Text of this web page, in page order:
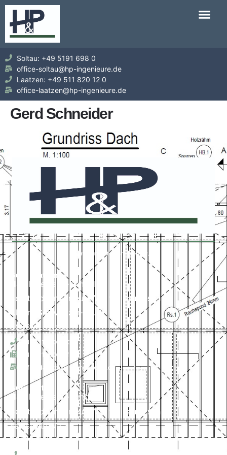
Soltau: +49 5191 698 0
office-soltau@hp-ingenieure.de
Laatzen: +49 511 820 12 0
office-laatzen@hp-ingenieure.de
Gerd Schneider
Impressum Datenschutzerklärung
+49 511 820 12 0
+49 511 820 12 15
office-laatzen@hp-ingeneure.de
H&P Ingenieure GmbH
Beratende Ingenieure VBI für Bauwesen
Albert-Schweitzer-Str. 1
30880 Laatzen
Büro Laatzen
H&P Ingenieure GmbH
Beratende Ingenieure VBI für Bauwesen
Feldstraße 7a
29614 Soltau
Büro Soltau